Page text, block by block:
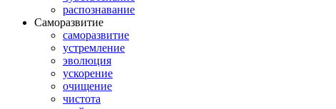
распознавание
Саморазвитие
саморазвитие
устремление
эволюция
ускорение
очищение
чистота